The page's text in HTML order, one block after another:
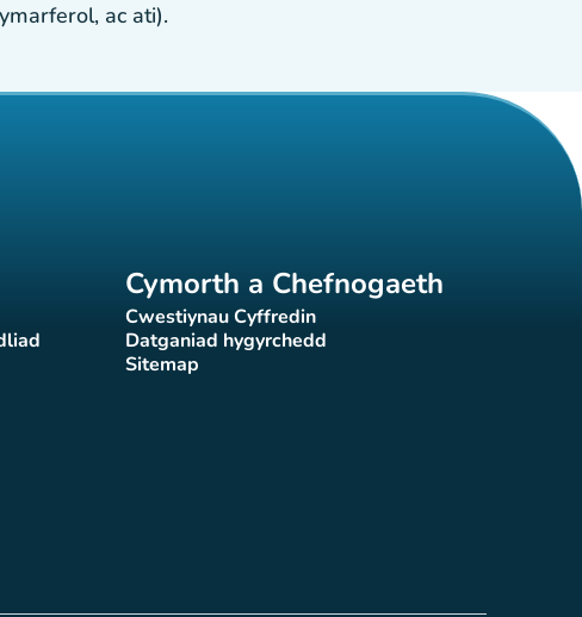
ac ati).
Cymorth a Chefnogaeth
Cwestiynau Cyffredin
(tab newydd)
Datganiad hygyrchedd
(tab newydd)
Sitemap(tab newydd)